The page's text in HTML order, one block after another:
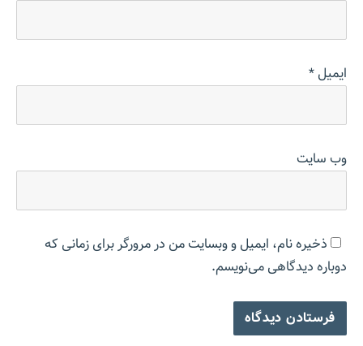
ایمیل*
وب‌ سایت
ذخیره نام، ایمیل و وبسایت من در مرورگر برای زمانی که
دوباره دیدگاهی می‌نویسم.